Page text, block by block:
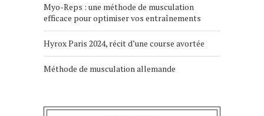
Myo-Reps : une méthode de musculation
efficace pour optimiser vos entraînements
Hyrox Paris 2024, récit d’une course avortée
Méthode de musculation allemande